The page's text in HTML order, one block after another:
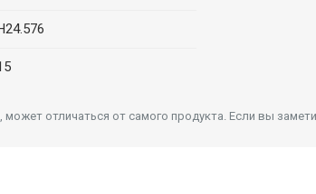
отличаться от самого продукта. Если вы